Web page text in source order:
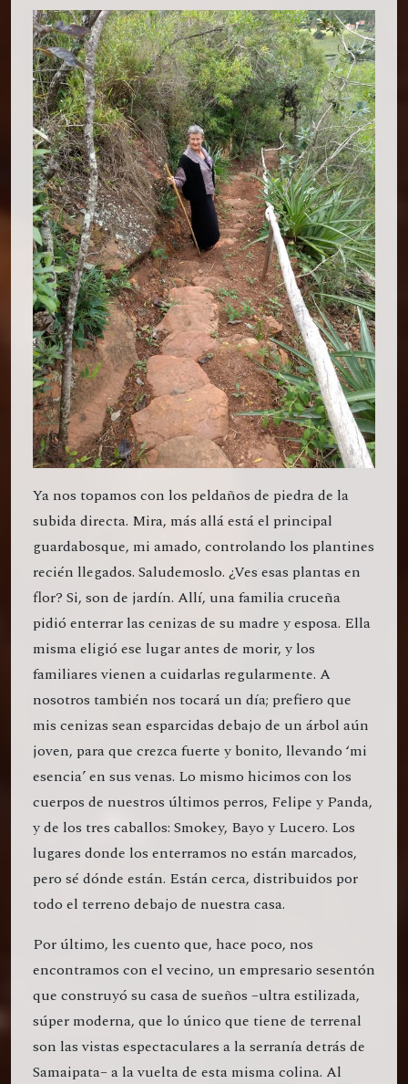
Ya nos topamos con los peldaños de piedra de la
subida directa. Mira, más allá está el principal
guardabosque, mi amado, controlando los plantines
recién llegados. Saludemoslo. ¿Ves esas plantas en
flor? Si, son de jardín. Allí, una familia cruceña
pidió enterrar las cenizas de su madre y esposa. Ella
misma eligió ese lugar antes de morir, y los
familiares vienen a cuidarlas regularmente. A
nosotros también nos tocará un día; prefiero que
mis cenizas sean esparcidas debajo de un árbol aún
joven, para que crezca fuerte y bonito, llevando ‘mi
esencia’ en sus venas. Lo mismo hicimos con los
cuerpos de nuestros últimos perros, Felipe y Panda,
y de los tres caballos: Smokey, Bayo y Lucero. Los
lugares donde los enterramos no están marcados,
pero sé dónde están. Están cerca, distribuidos por
todo el terreno debajo de nuestra casa.
Por último, les cuento que, hace poco, nos
encontramos con el vecino, un empresario sesentón
que construyó su casa de sueños –ultra estilizada,
súper moderna, que lo único que tiene de terrenal
son las vistas espectaculares a la serranía detrás de
Samaipata– a la vuelta de esta misma colina. Al